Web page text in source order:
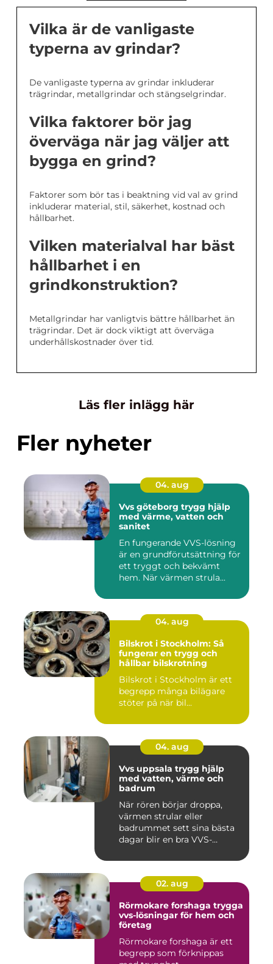
Vilka är de vanligaste
typerna av grindar?
De vanligaste typerna av grindar inkluderar
trägrindar, metallgrindar och stängselgrindar.
Vilka faktorer bör jag
överväga när jag väljer att
bygga en grind?
Faktorer som bör tas i beaktning vid val av grind
inkluderar material, stil, säkerhet, kostnad och
hållbarhet.
Vilken materialval har bäst
hållbarhet i en
grindkonstruktion?
Metallgrindar har vanligtvis bättre hållbarhet än
trägrindar. Det är dock viktigt att överväga
underhållskostnader över tid.
Läs fler inlägg här
Fler nyheter
04. aug
Vvs göteborg trygg hjälp
med värme, vatten och
sanitet
En fungerande VVS-lösning
är en grundförutsättning för
ett tryggt och bekvämt
hem. När värmen strula...
04. aug
Bilskrot i Stockholm: Så
fungerar en trygg och
hållbar bilskrotning
Bilskrot i Stockholm är ett
begrepp många bilägare
stöter på när bil...
04. aug
Vvs uppsala trygg hjälp
med vatten, värme och
badrum
När rören börjar droppa,
värmen strular eller
badrummet sett sina bästa
dagar blir en bra VVS-
02. aug
Rörmokare forshaga trygga
vvs-lösningar för hem och
företag
Rörmokare forshaga är ett
begrepp som förknippas